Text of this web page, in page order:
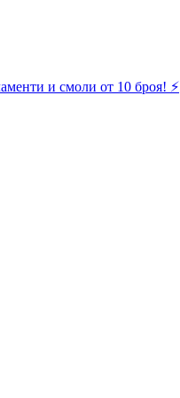
и смоли от 10 броя! ⚡️